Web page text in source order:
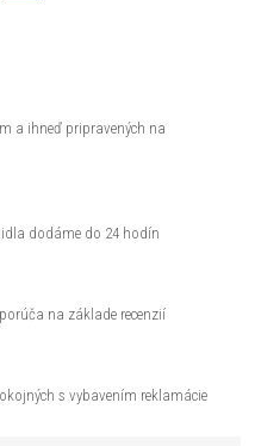
a ihneď pripravených na
dodáme do 24 hodín
na základe recenzií
s vybavením reklamácie